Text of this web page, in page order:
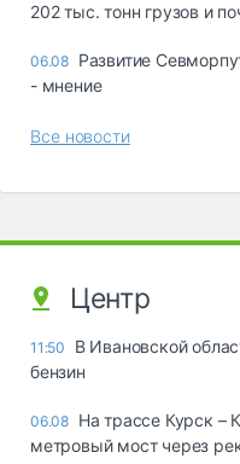
202 тыс. тонн грузов и
06.08 Развитие
- мнение
Все новости
Центр
11:50
В Ивановской
бензин
06.08 На трассе Курск –
метровый мост через